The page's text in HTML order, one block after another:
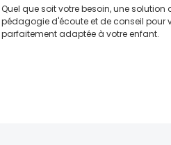
Quel que soit votre besoin, une solution
pédagogie d'écoute et de conseil pour
parfaitement adaptée à votre enfant.